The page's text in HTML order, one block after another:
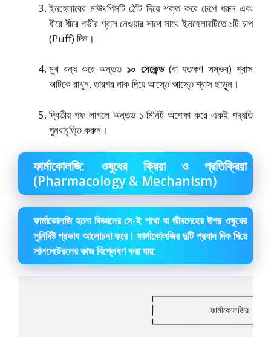
ইনহেলারের মাউথপিসটি ঠোঁট দিয়ে শক্ত করে চেপে ধরুন এবং
ধীরে ধীরে গভীর শ্বাস নেওয়ার সাথে সাথে ইনহেলারটিতে ১টি চাপ
(Puff) দিন।
মুখ বন্ধ করে অন্তত ১০ সেকেন্ড(বা যতক্ষণ সম্ভব) শ্বাস
আটকে রাখুন, তারপর নাক দিয়ে আস্তে আস্তে শ্বাস ছাড়ুন।
দ্বিতীয় পফ লাগলে অন্তত ১ মিনিট অপেক্ষা করে একই পদ্ধতি
পুনরাবৃত্তি করুন।
ফার্মাকোলজি: ওষুধের ক্রিয়া ও প্রতিক্রিয়া
(Pharmacology & Mechanism)
ফার্মাকোলজি হলো বিজ্ঞানের সে-ই শাখা যা জীবদেহের উপর ওষুধের
সুনির্দিষ্ট প্রভাব আলোচনা করে। ফার্মাকোলজির দুটি প্রধান দিক দিয়ে
সালমেটেরলের কাজ বিশ্লেষণ করা যায়:
│          ফার্মাকোলজির দুটি